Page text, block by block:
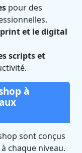
pour des
et le digital
scripts et
à
sont conçus
chaque niveau.